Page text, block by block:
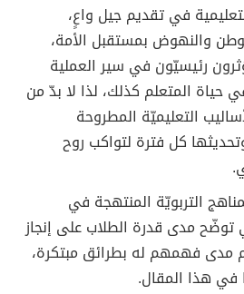
في تقديم جيل واعٍ،
والنهوض بمستقبل الأمة،
رئيسيّون في سير العملية
حياة المتعلم كذلك، لذا لا بدّ من
التعليميّة المطروحة
كل فترة لتواكب روح
التربويّة المنتهجة في
توضّح مدى قدرة الطلاب على إنجاز
مدى فهمهم له بطرائق مبتكرة،
في هذا المقال.